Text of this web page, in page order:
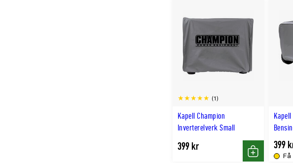
Kapell Champion
Inverterelverk Small
(1)
399 kr
Köp
Kapell
Få
399